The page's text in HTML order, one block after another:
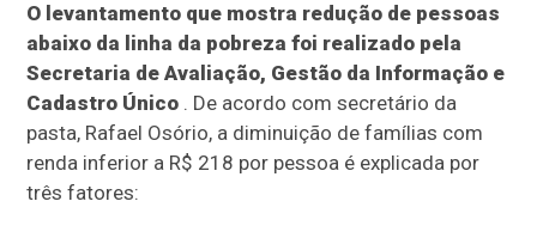
O levantamento que mostra redução de pessoas
abaixo da linha da pobreza foi realizado pela
Secretaria de Avaliação, Gestão da Informação e
Cadastro Único . De acordo com secretário da
pasta, Rafael Osório, a diminuição de famílias com
renda inferior a R$ 218 por pessoa é explicada por
três fatores: